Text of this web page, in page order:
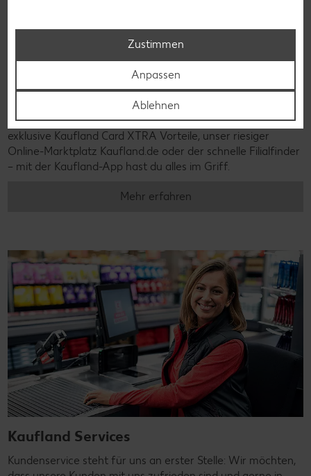
Kaufland-App: cleverer Einkaufshelfer mit
Kaufland Card XTRA
Dein Einkauf, perfekt organisiert – für iOS und Android:
Entdecke unsere Filial-Angebote, verpasse dank
Angebotsalarm kein Angebote mehr und plane deinen
Einkauf entspannt mit der digitalen Einkaufsliste. Ob
exklusive Kaufland Card XTRA Vorteile, unser riesiger
Online-Marktplatz Kaufland.de oder der schnelle Filialfinder
– mit der Kaufland-App hast du alles im Griff.
Mehr erfahren
Kaufland Services
Kundenservice steht für uns an erster Stelle: Wir möchten,
Zustimmen
Anpassen
Ablehnen